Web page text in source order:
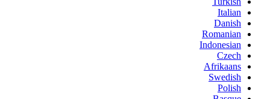
Italian
Danish
Romanian
Indonesian
Czech
Afrikaans
Swedish
Polish